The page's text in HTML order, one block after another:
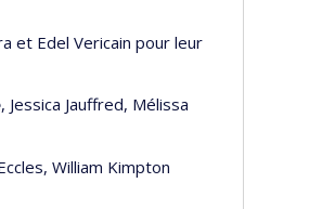
et Edel Vericain pour leur
, Jessica Jauffred, Mélissa
William Kimpton